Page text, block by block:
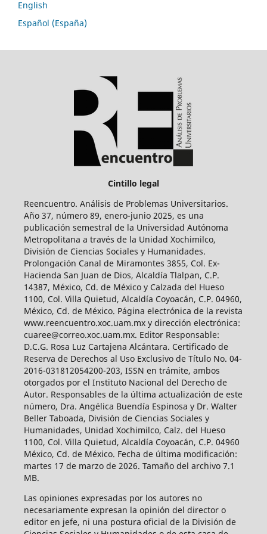
English
Español (España)
Cintillo legal
Reencuentro. Análisis de Problemas Universitarios.
Año 37, número 89, enero-junio 2025, es una
publicación semestral de la Universidad Autónoma
Metropolitana a través de la Unidad Xochimilco,
División de Ciencias Sociales y Humanidades.
Prolongación Canal de Miramontes 3855, Col. Ex-
Hacienda San Juan de Dios, Alcaldía Tlalpan, C.P.
14387, México, Cd. de México y Calzada del Hueso
1100, Col. Villa Quietud, Alcaldía Coyoacán, C.P. 04960,
México, Cd. de México. Página electrónica de la revista
www.reencuentro.xoc.uam.mx y dirección electrónica:
cuaree@correo.xoc.uam.mx. Editor Responsable:
D.C.G. Rosa Luz Cartajena Alcántara. Certificado de
Reserva de Derechos al Uso Exclusivo de Título No. 04-
2016-031812054200-203, ISSN en trámite, ambos
otorgados por el Instituto Nacional del Derecho de
Autor. Responsables de la última actualización de este
número, Dra. Angélica Buendía Espinosa y Dr. Walter
Beller Taboada, División de Ciencias Sociales y
Humanidades, Unidad Xochimilco, Calz. del Hueso
1100, Col. Villa Quietud, Alcaldía Coyoacán, C.P. 04960
México, Cd. de México. Fecha de última modificación:
martes 17 de marzo de 2026. Tamaño del archivo 7.1
MB.
Las opiniones expresadas por los autores no
necesariamente expresan la opinión del director o
editor en jefe, ni una postura oficial de la División de